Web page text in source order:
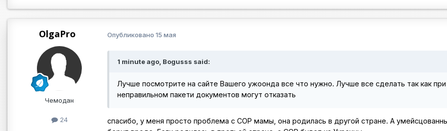
OlgaPro
Чемодан
24
Опубликовано 15 мая
1 minute ago, Bogusss said:
Лучше посмотрите на сайте Вашего ужоонда все что нужно. Лучше все сделать так как при
неправильном пакети документов могут отказать
спасибо, у меня просто проблема с СОР мамы, она родилась в другой стране. А